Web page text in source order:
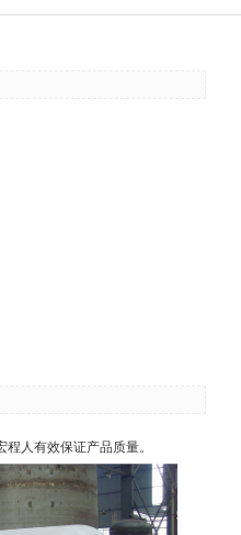
人有效保证产品质量。